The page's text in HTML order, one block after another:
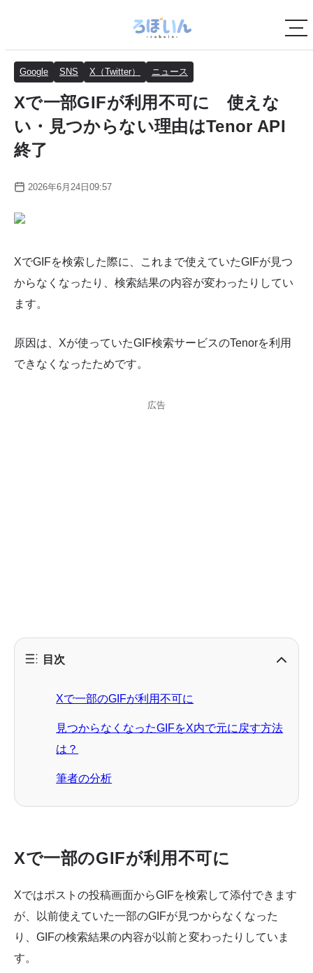
Google SNS X（Twitter） ニュース
Xで一部GIFが利用不可に 使えな
い・見つからない理由はTenor API
終了
2026年6月24日09:57
XでGIFを検索した際に、これまで使えていたGIFが見つ
からなくなったり、検索結果の内容が変わったりしてい
ます。
原因は、Xが使っていたGIF検索サービスのTenorを利用
できなくなったためです。
広告
目次
Xで一部のGIFが利用不可に
見つからなくなったGIFをX内で元に戻す方法
は？
筆者の分析
Xで一部のGIFが利用不可に
Xではポストの投稿画面からGIFを検索して添付できます
が、以前使えていた一部のGIFが見つからなくなった
り、GIFの検索結果の内容が以前と変わったりしていま
す。